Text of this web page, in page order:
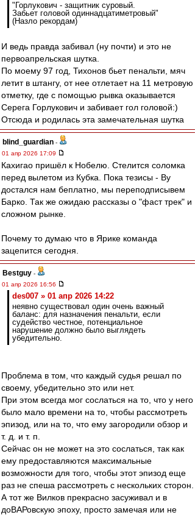
"Горлукович - защитник суровый.
Забьет головой одиннадцатиметровый"
(Назло рекордам)
И ведь правда забивал (ну почти) и это не
первоапрельская шутка.
По моему 97 год, Тихонов бьет пенальти, мяч
летит в штангу, от нее отлетает на 11 метровую
отметку, где с помощью рывка оказывается
Серега Горлукович и забивает гол головой:)
Отсюда и родилась эта замечательная шутка
blind_guardian -
01 апр 2026 17:09
Кахигао пришёл к Нобелю. Стелится соломка
перед вылетом из Кубка. Пока тезисы - Ву
достался нам беплатно, мы переподписывем
Барко. Так же ожидаю рассказы о "фаст трек" и
сложном рынке.
Почему то думаю что в Ярике команда
зацепится сегодня.
Bestguy -
01 апр 2026 16:56
des007 » 01 апр 2026 14:22
неявно существовал один очень важный
баланс: для назначения пенальти, если
судейство честное, потенциальное
нарушение должно было выглядеть
убедительно.
Проблема в том, что каждый судья решал по
своему, убедительно это или нет.
При этом всегда мог сослаться на то, что у него
было мало времени на то, чтобы рассмотреть
эпизод, или на то, что ему загородили обзор и
т. д. и т. п.
Сейчас он не может на это сослаться, так как
ему предоставляются максимальные
возможности для того, чтобы этот эпизод еще
раз не спеша рассмотреть с нескольких сторон.
А тот же Вилков прекрасно засуживал и в
доВАРовскую эпоху, просто замечая или не